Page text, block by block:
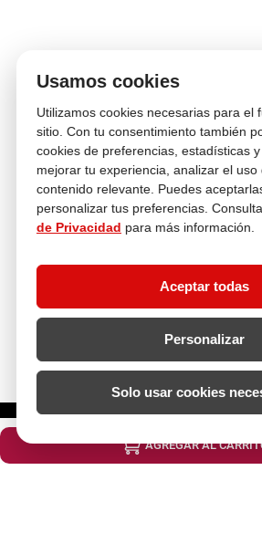
Usamos cookies
Utilizamos cookies necesarias para el
sitio. Con tu consentimiento también
cookies de preferencias, estadísticas
mejorar tu experiencia, analizar el uso
contenido relevante. Puedes
personalizar tus preferencias.
de Privacidad para más información.
Aceptar todas
Personalizar
Solo usar cookies
AGREGAR AL
Venta
Compra con
Múltiples
Medios de
Asesoría
En tus compras
¿Necesitas ayuda con tu
hola@multitop.pe
Central Telefónica: 01
Clientes corporativos
Kimberly Garcia
kgarcia@multitop.pe